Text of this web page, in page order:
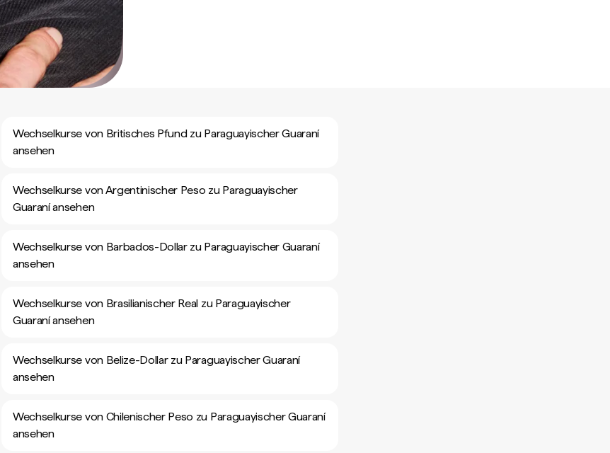
Wechselkurse von Britisches Pfund zu Paraguayischer Guaraní
ansehen
Wechselkurse von Argentinischer Peso zu Paraguayischer
Guaraní ansehen
Wechselkurse von Barbados-Dollar zu Paraguayischer Guaraní
ansehen
Wechselkurse von Brasilianischer Real zu Paraguayischer
Guaraní ansehen
Wechselkurse von Belize-Dollar zu Paraguayischer Guaraní
ansehen
Wechselkurse von Chilenischer Peso zu Paraguayischer Guaraní
ansehen